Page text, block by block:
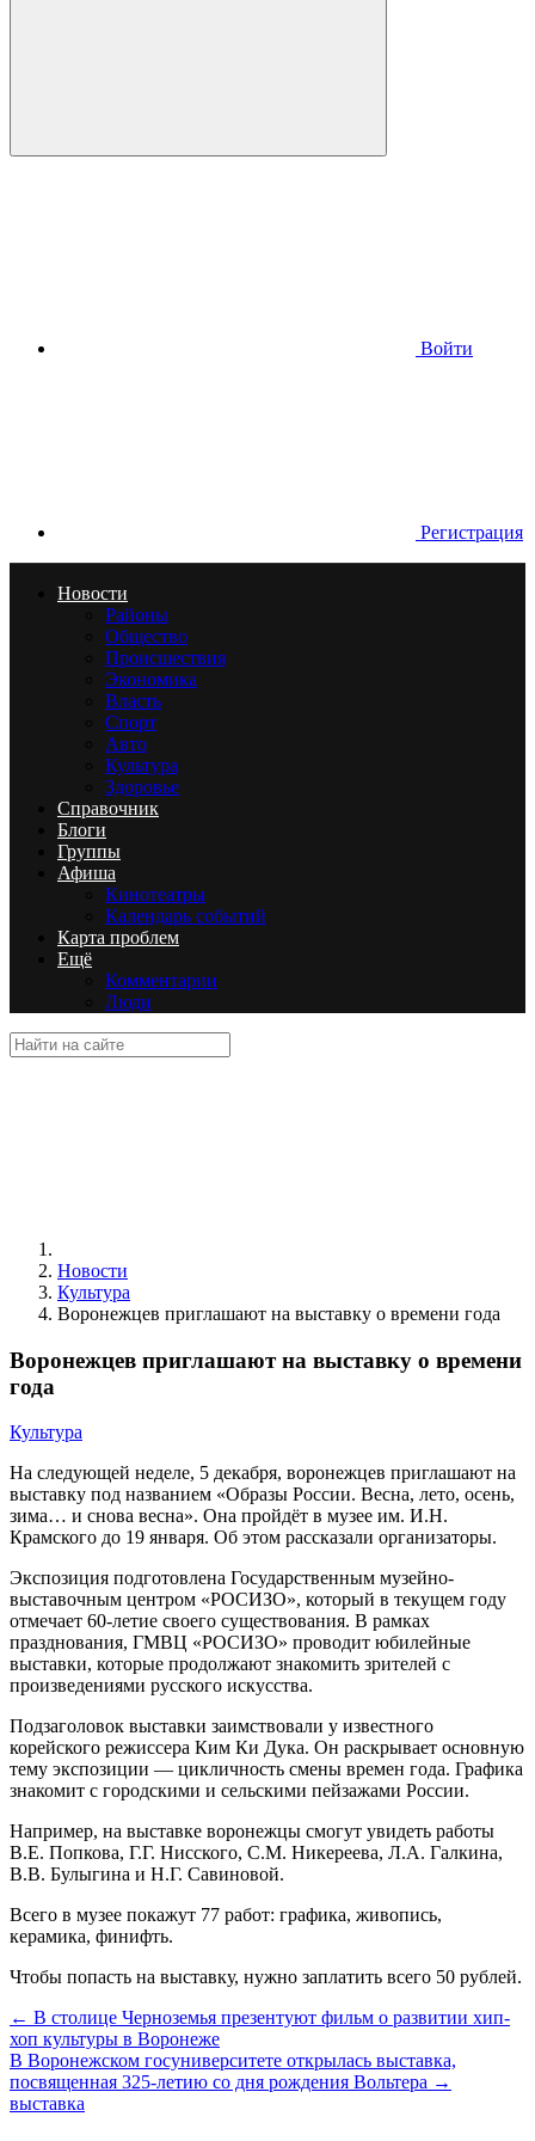
Войти
Регистрация
Новости
Районы
Общество
Происшествия
Экономика
Власть
Спорт
Авто
Культура
Здоровье
Справочник
Блоги
Группы
Афиша
Кинотеатры
Календарь событий
Карта проблем
Ещё
Комментарии
Люди
Новости
Культура
Воронежцев приглашают на выставку о времени года
Воронежцев приглашают на выставку о времени
года
Культура
На следующей неделе, 5 декабря, воронежцев приглашают на
выставку под названием «Образы России. Весна, лето, осень,
зима… и снова весна». Она пройдёт в музее им. И.Н.
Крамского до 19 января. Об этом рассказали организаторы.
Экспозиция подготовлена Государственным музейно-
выставочным центром «РОСИЗО», который в текущем году
отмечает 60-летие своего существования. В рамках
празднования, ГМВЦ «РОСИЗО» проводит юбилейные
выставки, которые продолжают знакомить зрителей с
произведениями русского искусства.
Подзаголовок выставки заимствовали у известного
корейского режиссера Ким Ки Дука. Он раскрывает основную
тему экспозиции — цикличность смены времен года. Графика
знакомит с городскими и сельскими пейзажами России.
Например, на выставке воронежцы смогут увидеть работы
В.Е. Попкова, Г.Г. Нисского, С.М. Никереева, Л.А. Галкина,
В.В. Булыгина и Н.Г. Савиновой.
Всего в музее покажут 77 работ: графика, живопись,
керамика, финифть.
Чтобы попасть на выставку, нужно заплатить всего 50 рублей.
← В столице Черноземья презентуют фильм о развитии хип-
хоп культуры в Воронеже
В Воронежском госуниверситете открылась выставка,
посвященная 325-летию со дня рождения Вольтера →
выставка